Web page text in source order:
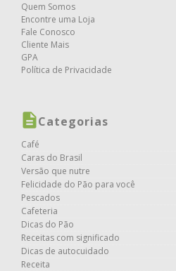
Quem Somos
Encontre uma Loja
Fale Conosco
Cliente Mais
GPA
Política de Privacidade
Categorias
Café
Caras do Brasil
Versão que nutre
Felicidade do Pão para você
Pescados
Cafeteria
Dicas do Pão
Receitas com significado
Dicas de autocuidado
Receita